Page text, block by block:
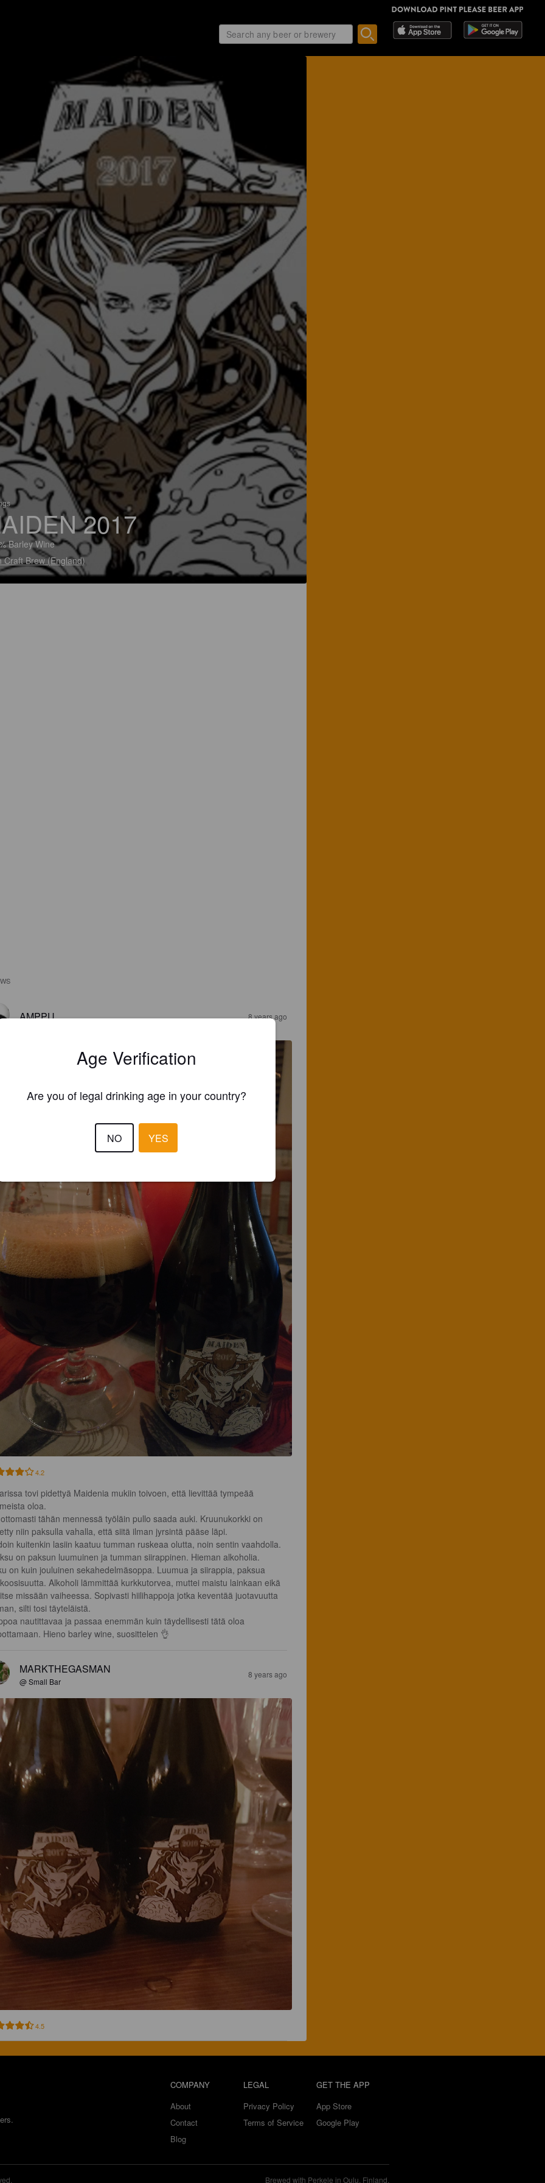
2017
Barley Wine
Craft Brew (England)
AMPPU 8 years ago
4.2
tovi pidettyä Maidenia mukiin toivoen, että lievittää tympeää
oloa.
tähän mennessä työläin pullo saada auki. Kruunukorkki on
niin paksulla vahalla, että siitä ilman jyrsintä pääse läpi.
kuitenkin lasiin kaatuu tumman ruskeaa olutta, noin sentin vaahdolla.
on paksun luumuinen ja tumman siirappinen. Hieman alkoholia.
on kuin jouluinen sekahedelmäsoppa. Luumua ja siirappia, paksua
Alkoholi lämmittää kurkkutorvea, muttei maistu lainkaan eikä
missään vaiheessa. Sopivasti hiilihappoja jotka keventää juotavuutta
silti tosi täyteläistä.
nautittavaa ja passaa enemmän kuin täydellisesti tätä oloa
Hieno barley wine, suosittelen 👌
MARKTHEGASMAN
@ Small Bar
8 years ago
4.5
COMPANY
About
Contact
Blog
LEGAL
Privacy Policy
Terms of Service
GET THE APP
App Store
Google Play
Brewed with Perkele in Oulu, Finland.
Age Verification
Are you of legal drinking age in your country?
NO YES